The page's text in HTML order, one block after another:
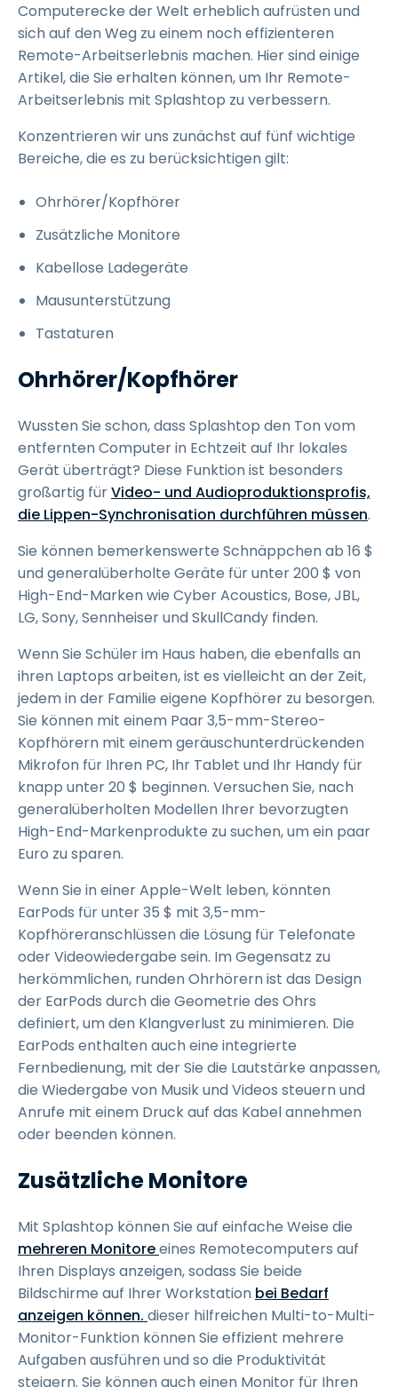
Computerecke der Welt erheblich aufrüsten und
sich auf den Weg zu einem noch effizienteren
Remote-Arbeitserlebnis machen. Hier sind einige
Artikel, die Sie erhalten können, um Ihr Remote-
Arbeitserlebnis mit Splashtop zu verbessern.
Konzentrieren wir uns zunächst auf fünf wichtige
Bereiche, die es zu berücksichtigen gilt:
Ohrhörer/Kopfhörer
Zusätzliche Monitore
Kabellose Ladegeräte
Mausunterstützung
Tastaturen
Ohrhörer/Kopfhörer
Wussten Sie schon, dass Splashtop den Ton vom
entfernten Computer in Echtzeit auf Ihr lokales
Gerät überträgt? Diese Funktion ist besonders
großartig fürVideo- und Audioproduktionsprofis,
die Lippen-Synchronisation durchführen müssen.
Sie können bemerkenswerte Schnäppchen ab 16 $
und generalüberholte Geräte für unter 200 $ von
High-End-Marken wie Cyber Acoustics, Bose, JBL,
LG, Sony, Sennheiser und SkullCandy finden.
Wenn Sie Schüler im Haus haben, die ebenfalls an
ihren Laptops arbeiten, ist es vielleicht an der Zeit,
jedem in der Familie eigene Kopfhörer zu besorgen.
Sie können mit einem Paar 3,5-mm-Stereo-
Kopfhörern mit einem geräuschunterdrückenden
Mikrofon für Ihren PC, Ihr Tablet und Ihr Handy für
knapp unter 20 $ beginnen. Versuchen Sie, nach
generalüberholten Modellen Ihrer bevorzugten
High-End-Markenprodukte zu suchen, um ein paar
Euro zu sparen.
Wenn Sie in einer Apple-Welt leben, könnten
EarPods für unter 35 $ mit 3,5-mm-
Kopfhöreranschlüssen die Lösung für Telefonate
oder Videowiedergabe sein. Im Gegensatz zu
herkömmlichen, runden Ohrhörern ist das Design
der EarPods durch die Geometrie des Ohrs
definiert, um den Klangverlust zu minimieren. Die
EarPods enthalten auch eine integrierte
Fernbedienung, mit der Sie die Lautstärke anpassen,
die Wiedergabe von Musik und Videos steuern und
Anrufe mit einem Druck auf das Kabel annehmen
oder beenden können.
Zusätzliche Monitore
Mit Splashtop können Sie auf einfache Weise die
mehreren Monitoreeines Remotecomputers auf
Ihren Displays anzeigen, sodass Sie beide
Bildschirme auf Ihrer Workstation bei Bedarf
anzeigen können. dieser hilfreichen Multi-to-Multi-
Monitor-Funktion können Sie effizient mehrere
Aufgaben ausführen und so die Produktivität
steigern. Sie können auch einen Monitor für Ihren